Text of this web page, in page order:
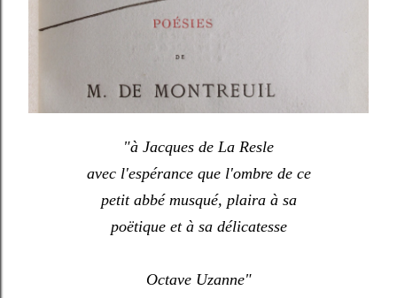
"à Jacques de La Resle
avec l'espérance que l'ombre de ce
petit abbé musqué, plaira à sa
poëtique et à sa délicatesse
Octave Uzanne"